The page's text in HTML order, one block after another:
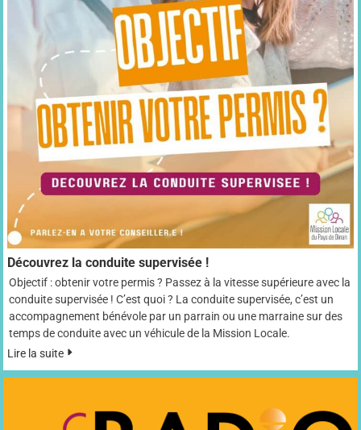
Découvrez la conduite supervisée !
Objectif : obtenir votre permis ? Passez à la vitesse supérieure avec la
conduite supervisée ! C’est quoi ? La conduite supervisée, c’est un
accompagnement bénévole par un parrain ou une marraine sur des
temps de conduite avec un véhicule de la Mission Locale.
Lire la suite